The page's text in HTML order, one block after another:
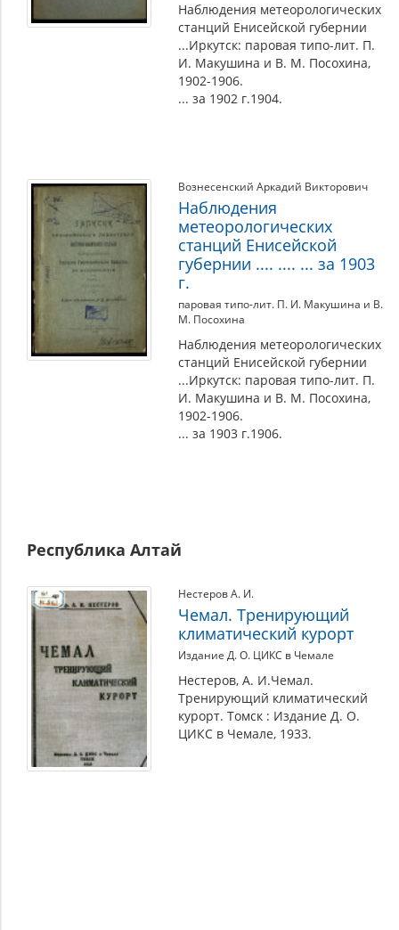
Наблюдения метеорологических
станций Енисейской губернии
...Иркутск: паровая типо-лит. П.
И. Макушина и В. М. Посохина,
1902-1906.
... за 1902 г.1904.
Вознесенский Аркадий Викторович
Наблюдения
метеорологических
станций Енисейской
губернии .... .... ... за 1903
г.
паровая типо-лит. П. И. Макушина и В.
М. Посохина
Наблюдения метеорологических
станций Енисейской губернии
...Иркутск: паровая типо-лит. П.
И. Макушина и В. М. Посохина,
1902-1906.
... за 1903 г.1906.
Республика Алтай
Нестеров А. И.
Чемал. Тренирующий
климатический курорт
Издание Д. О. ЦИКС в Чемале
Нестеров, А. И.Чемал.
Тренирующий климатический
курорт. Томск : Издание Д. О.
ЦИКС в Чемале, 1933.